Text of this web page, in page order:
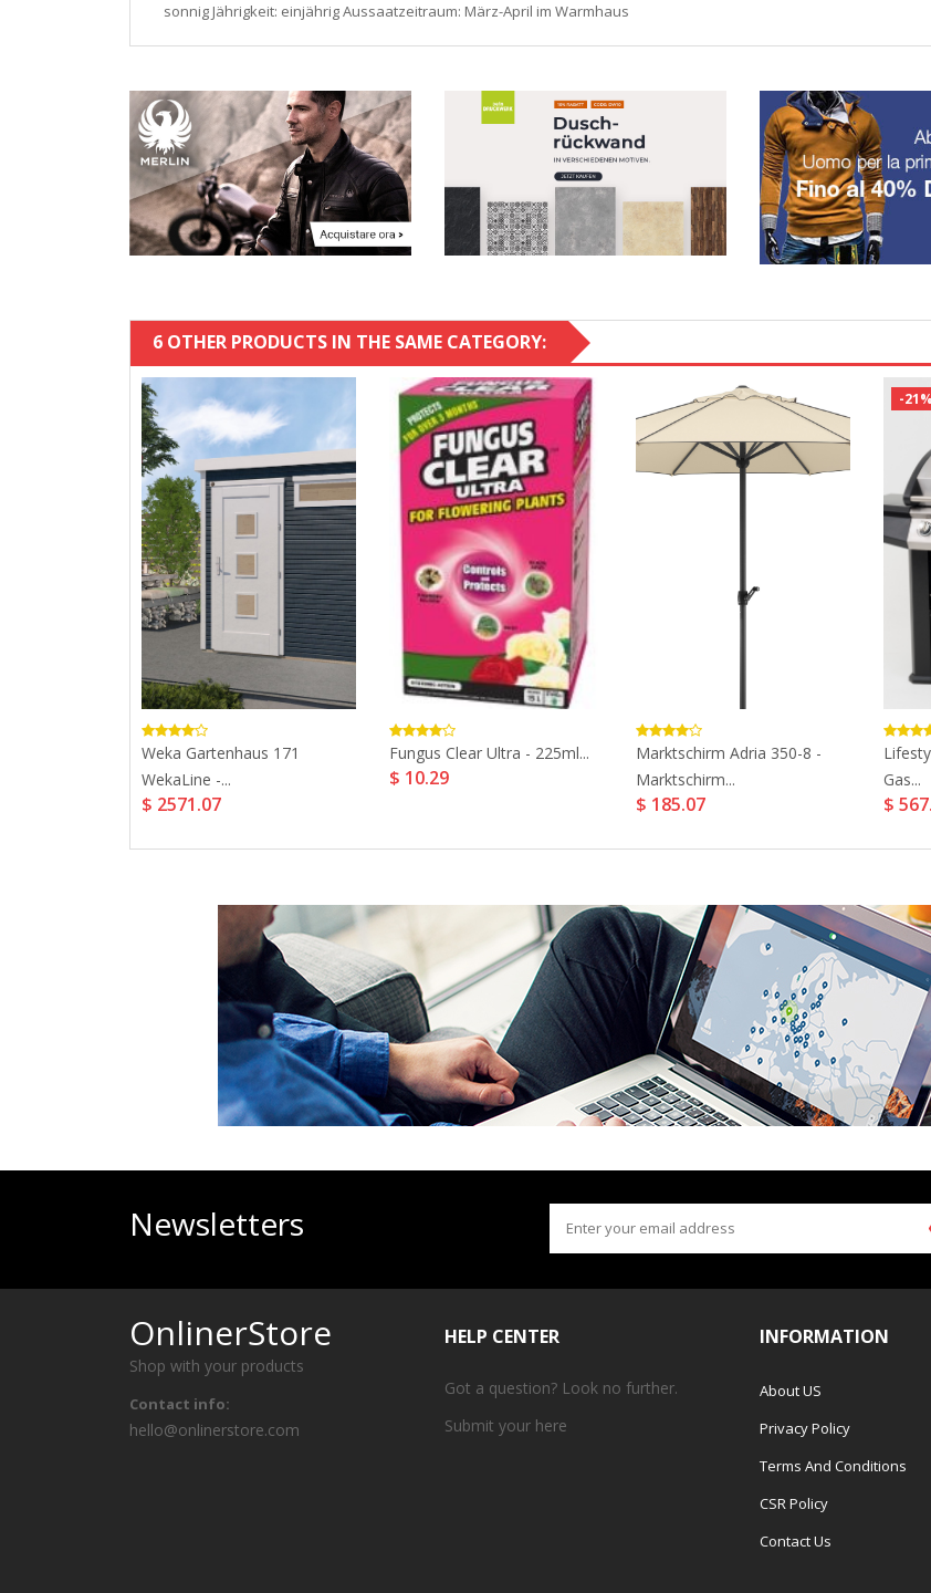
sonnig Jährigkeit: einjährig Aussaatzeitraum: März-April im Warmhaus
6 OTHER PRODUCTS IN THE SAME CATEGORY:
Weka Gartenhaus 171
WekaLine -...
$ 2571.07
Fungus Clear Ultra - 225ml...
$ 10.29
Marktschirm Adria 350-8 -
Marktschirm...
$ 185.07
-21%
Gas...
$
Newsletters
OnlinerStore
Shop with your products
Contact info:
hello@onlinerstore.com
HELP CENTER
Got a question? Look no further.
Submit your here
INFORMATION
About US
Privacy Policy
Terms And Conditions
CSR Policy
Contact Us